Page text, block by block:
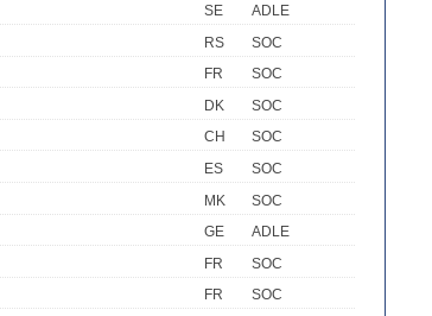
SE
ADLE
RS
SOC
FR
SOC
DK
SOC
CH
SOC
ES
SOC
MK
SOC
GE
ADLE
FR
SOC
FR
SOC